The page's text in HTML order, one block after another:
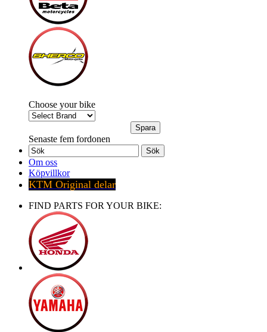
Choose your bike
Senaste fem fordonen
Sök
Om oss
Köpvillkor
KTM Original delar
FIND PARTS FOR YOUR BIKE: